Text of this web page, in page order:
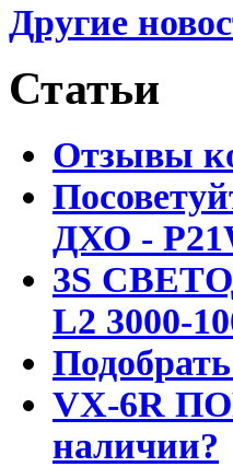
Другие
Статьи
Отзывы
ДХО -
3S
L2 3000-
VX-6R
наличии?